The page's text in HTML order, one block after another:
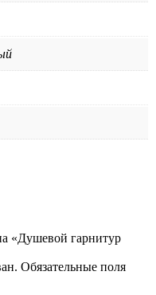
«Душевой гарнитур
Обязательные поля